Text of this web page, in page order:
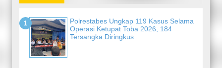
Polrestabes Ungkap 119 Kasus Selama
Operasi Ketupat Toba 2026, 184
Tersangka Diringkus